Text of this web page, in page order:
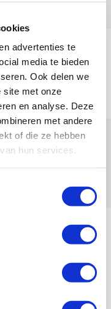
advertenties te
media te bieden
Ook delen we
site met onze
en analyse. Deze
met andere
of die ze hebben
hun services.
duels
opzij en
Dublin
meiden